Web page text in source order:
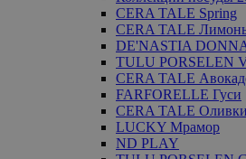
CERA TALE Spring
CERA TALE
DE'NASTIA
TULU PORSELEN
CERA TALE
FARFORELLE Гуси
CERA TALE Оливки
LUCKY Мрамор
ND PLAY